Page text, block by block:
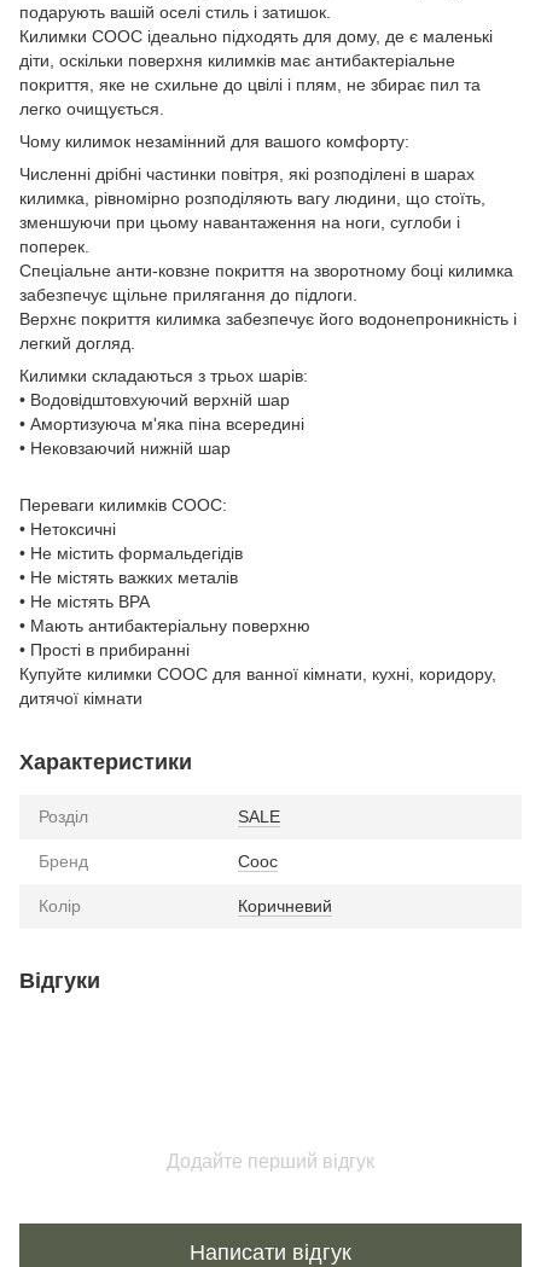
подарують вашій оселі стиль і затишок.
Килимки COOC ідеально підходять для дому, де є маленькі
діти, оскільки поверхня килимків має антибактеріальне
покриття, яке не схильне до цвілі і плям, не збирає пил та
легко очищується.
Чому килимок незамінний для вашого комфорту:
Численні дрібні частинки повітря, які розподілені в шарах
килимка, рівномірно розподіляють вагу людини, що стоїть,
зменшуючи при цьому навантаження на ноги, суглоби і
поперек.
Спеціальне анти-ковзне покриття на зворотному боці килимка
забезпечує щільне прилягання до підлоги.
Верхнє покриття килимка забезпечує його водонепроникність і
легкий догляд.
Килимки складаються з трьох шарів:
• Водовідштовхуючий верхній шар
• Амортизуюча м'яка піна всередині
• Нековзаючий нижній шар
Переваги килимків COOC:
• Нетоксичні
• Не містить формальдегідів
• Не містять важких металів
• Не містять BPA
• Мають антибактеріальну поверхню
• Прості в прибиранні
Купуйте килимки COOC для ванної кімнати, кухні, коридору,
дитячої кімнати
Характеристики
Розділ SALE
Бренд Cooc
Колір Коричневий
Відгуки
Додайте перший відгук
Написати відгук